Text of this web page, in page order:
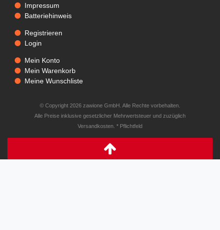
Impressum
Batteriehinweis
Registrieren
Login
Mein Konto
Mein Warenkorb
Meine Wunschliste
© Copyright 2026 zawione GmbH. Alle Rechte vorbehalten.
Alle Preise inklusive gesetzlicher Mehrwertsteuer und zuzüglich
Versandkosten. * Pflichtfeld